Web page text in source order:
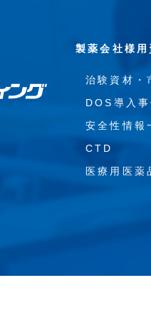
製薬会社様用
治験資材・
DOS導入事
安全性情報
CTD
医療用医薬